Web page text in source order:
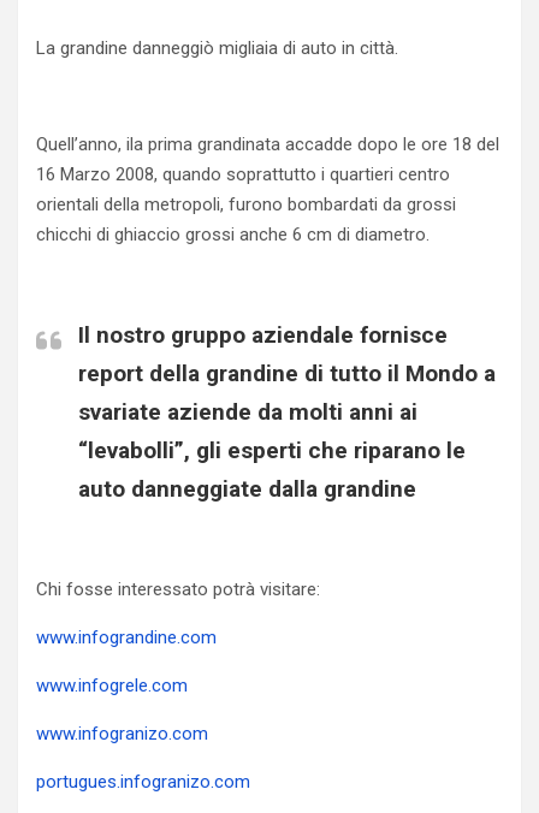
La grandine danneggiò migliaia di auto in città.
Quell’anno, ila prima grandinata accadde dopo le ore 18 del
16 Marzo 2008, quando soprattutto i quartieri centro
orientali della metropoli, furono bombardati da grossi
chicchi di ghiaccio grossi anche 6 cm di diametro.
Il nostro gruppo aziendale fornisce
report della grandine di tutto il Mondo a
svariate aziende da molti anni ai
“levabolli”, gli esperti che riparano le
auto danneggiate dalla grandine
Chi fosse interessato potrà visitare:
www.infograndine.com
www.infogrele.com
www.infogranizo.com
portugues.infogranizo.com